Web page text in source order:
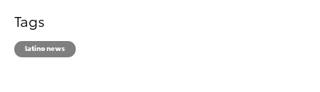
Tags
latino news